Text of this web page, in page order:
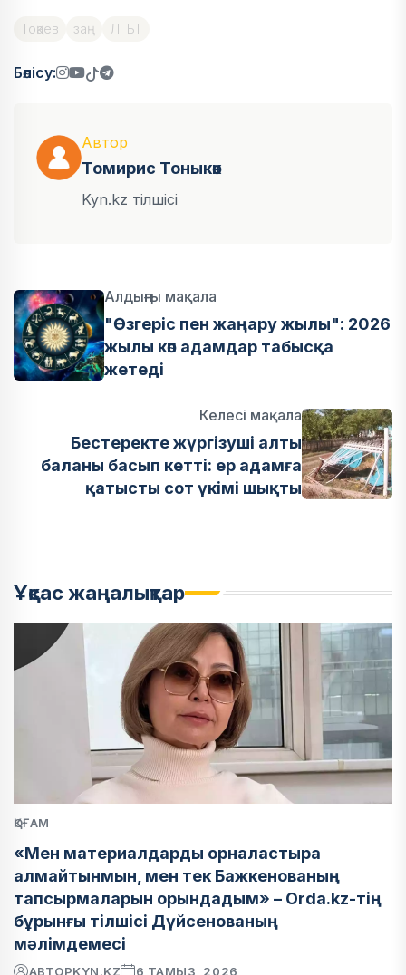
Тоқаев заң ЛГБТ
Бөлісу:
Автор
Томирис Тоныкөк
Kyn.kz тілшісі
Алдыңғы мақала
"Өзгеріс пен жаңару жылы": 2026
жылы көп адамдар табысқа
жетеді
Келесі мақала
Бестеректе жүргізуші алты
баланы басып кетті: ер адамға
қатысты сот үкімі шықты
Ұқсас жаңалықтар
ҚОҒАМ
«Мен материалдарды орналастыра
алмайтынмын, мен тек Бажкенованың
тапсырмаларын орындадым» – Orda.kz-тің
бұрынғы тілшісі Дүйсенованың
мәлімдемесі
АВТОРKYN.KZ 6 ТАМЫЗ, 2026